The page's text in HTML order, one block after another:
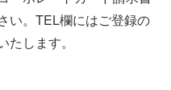
い。TEL欄にはご登録の
します。